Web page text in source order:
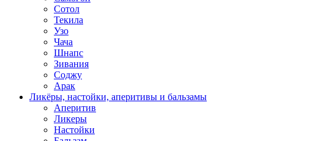
Сотол
Текила
Узо
Чача
Шнапс
Зивания
Соджу
Арак
Ликёры, настойки, аперитивы и бальзамы
Аперитив
Ликеры
Настойки